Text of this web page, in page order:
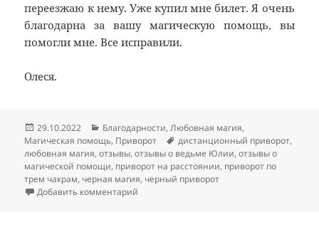
переезжаю к нему. Уже купил мне билет. Я очень
благодарна за вашу магическую помощь, вы
помогли мне. Все исправили.
Олеся.
Опубликовано
29.10.2022 Рубрики
Благодарности,Любовная магия,
Магическая помощь, Приворот Метки
дистанционный приворот,
любовная магия,отзывы,отзывы о ведьме Юлии,отзывы о
магической помощи, приворот на расстоянии, приворот по
трем чакрам, черная магия, черный приворот
Добавить комментарий